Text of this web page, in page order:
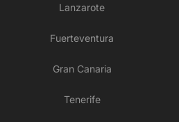
Lanzarote
Fuerteventura
Gran Canaria
Tenerife